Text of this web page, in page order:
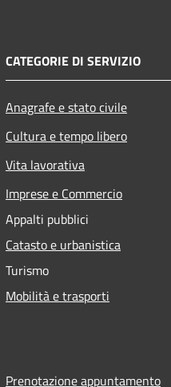
CATEGORIE DI SERVIZIO
Anagrafe e stato civile
Cultura e tempo libero
Vita lavorativa
Imprese e Commercio
Appalti pubblici
Catasto e urbanistica
Turismo
Mobilità e trasporti
Prenotazione appuntamento